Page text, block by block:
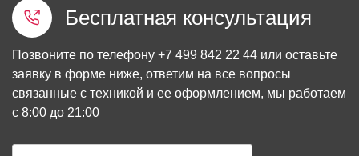
Бесплатная консультация
Позвоните по телефону +7 499 842 22 44 или оставьте
заявку в форме ниже, ответим на все вопросы
связанные с техникой и ее оформлением, мы работаем
с 8:00 до 21:00